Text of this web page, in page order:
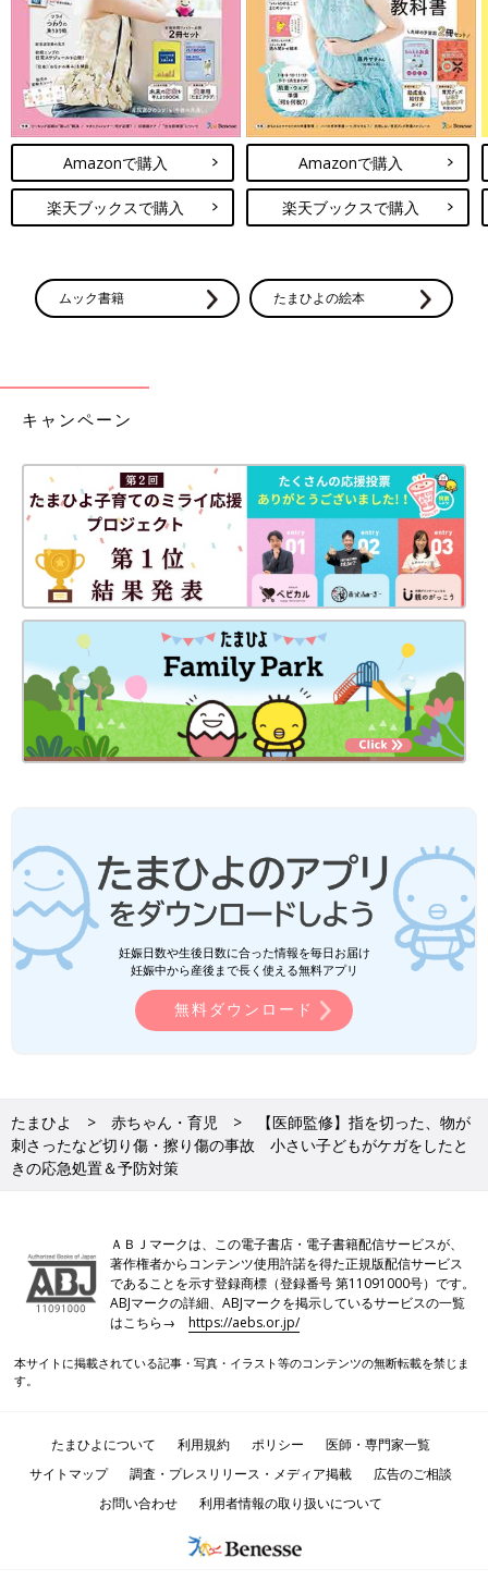
Amazonで購入
楽天ブックスで購入
Amazonで購入
楽天ブックスで購入
ムック書籍 たまひよの絵本
キャンペーン
妊娠日数や生後日数に合った情報を毎日お届け
妊娠中から産後まで長く使える無料アプリ
無料ダウンロード
たまひよ 赤ちゃん・育児
【医師監修】指を切った、物が
刺さったなど切り傷・擦り傷の事故 小さい子どもがケガをしたと
きの応急処置＆予防対策
ＡＢＪマークは、この電子書店・電子書籍配信サービスが、
著作権者からコンテンツ使用許諾を得た正規版配信サービス
であることを示す登録商標（登録番号 第11091000号）です。
ABJマークの詳細、ABJマークを掲示しているサービスの一覧
はこちら→https://aebs.or.jp/
本サイトに掲載されている記事・写真・イラスト等のコンテンツの無断転載を禁じま
す。
たまひよについて 利用規約 ポリシー
医師・専門家一覧
サイトマップ
調査・プレスリリース・メディア掲載
広告のご相談
お問い合わせ
利用者情報の取り扱いについて